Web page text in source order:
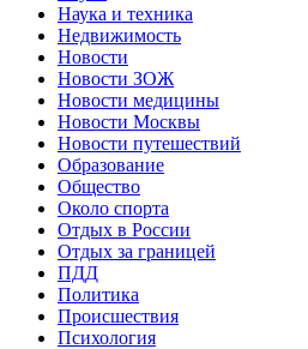
Наука и техника
Недвижимость
Новости
Новости ЗОЖ
Новости медицины
Новости Москвы
Новости путешествий
Образование
Общество
Около спорта
Отдых в России
Отдых за границей
ПДД
Политика
Происшествия
Психология